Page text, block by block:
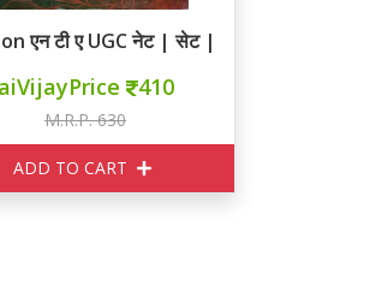
एन टी ए UGC नेट | सेट | जे आर एफ PAPER I
410
M.R.P. 630
ADD TO CART